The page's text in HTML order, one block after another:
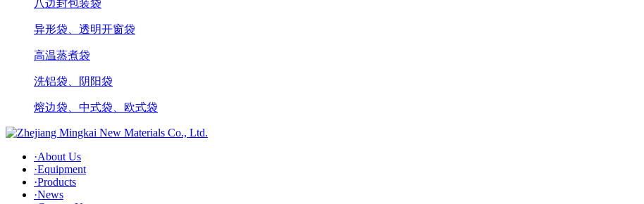
八边封包装袋
异形袋、透明开窗袋
高温蒸煮袋
洗铝袋、阴阳袋
熔边袋、中式袋、欧式袋
·About Us
·Equipment
·Products
·News